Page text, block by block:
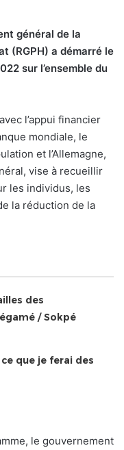
général de la
(RGPH) a démarré le
sur l’ensemble du
l’appui financier
mondiale, le
et l’Allemagne,
vise à recueillir
les individus, les
la réduction de la
des
/ Sokpé
que je ferai des
le gouvernement